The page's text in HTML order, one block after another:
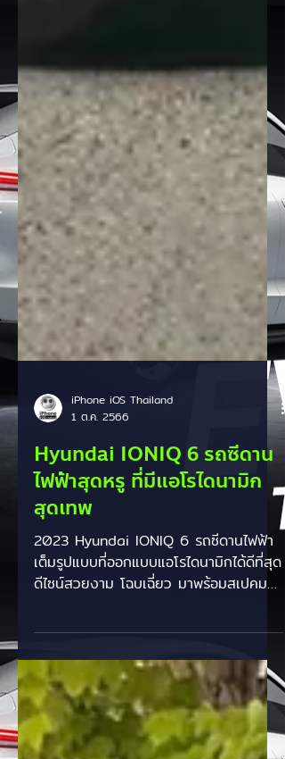
iPhone iOS Thailand
1 ต.ค. 2566
Hyundai IONIQ 6 รถซีดาน
ไฟฟ้าสุดหรู ที่มีแอโรไดนามิก
สุดเทพ
ดีไซน์สวยงาม โฉบเฉี่ยว มาพร้อมสเปคมอ
เตอร์ไฟฟ้าเดี่ยว 151...